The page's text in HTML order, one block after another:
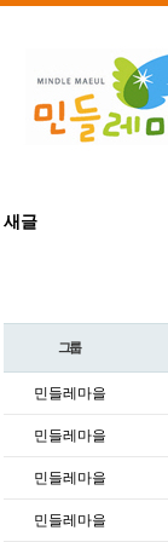
새글
그룹
민들레마을
민들레마을
민들레마을
민들레마을